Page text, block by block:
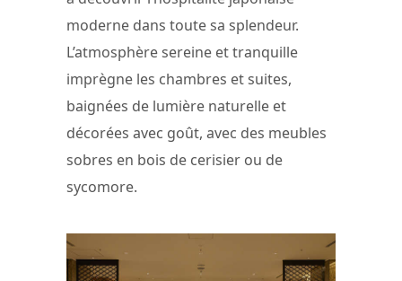
moderne dans toute sa splendeur.
L’atmosphère sereine et tranquille
imprègne les chambres et suites,
baignées de lumière naturelle et
décorées avec goût, avec des meubles
sobres en bois de cerisier ou de
sycomore.